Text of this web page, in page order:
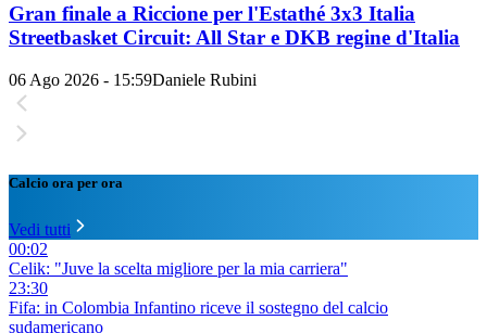
Gran finale a Riccione per l'Estathé 3x3 Italia
Streetbasket Circuit: All Star e DKB regine d'Italia
06 Ago 2026 - 15:59Daniele Rubini
Calcio ora per ora
Vedi tutti
00:02
Celik: "Juve la scelta migliore per la mia carriera"
23:30
Fifa: in Colombia Infantino riceve il sostegno del calcio
sudamericano